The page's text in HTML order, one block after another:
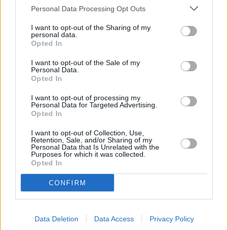
Personal Data Processing Opt Outs
I want to opt-out of the Sharing of my
personal data.
Opted In
I want to opt-out of the Sale of my
Personal Data.
Opted In
I want to opt-out of processing my
Personal Data for Targeted Advertising.
Opted In
I want to opt-out of Collection, Use,
Retention, Sale, and/or Sharing of my
Personal Data that Is Unrelated with the
Purposes for which it was collected.
Opted In
CONFIRM
Data Deletion Data Access Privacy Policy
ΕΙΔΗΣΕΙΣ ΣΗΜΕΡΑ
Ανάπτυξης η αναβάθμιση του Αεροδρομίου
Πάρου»
Ε.Β.Ε.Π.: Συνάντηση συνεργασίας με τον
Τάκη Θεοδωρικάκο ενόψει ΔΕΘ –
Χωρίς ενεργό μέτωπο η φωτιά στο Καρύδι
Σητείας
FIFA: Ζήτησε συγγνώμη στις 211
ομοσπονδίες για την υπόθεση των εμπορικών
δικαιωμάτων
Ακολουθήστε το mononews.gr στο